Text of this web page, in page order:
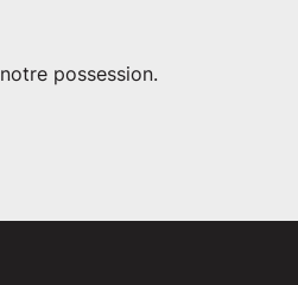
possession.